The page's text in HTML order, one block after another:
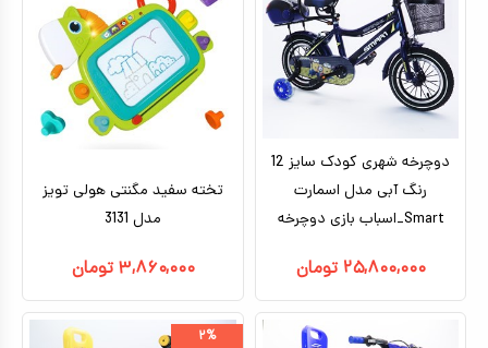
موسیقی
کیف و کوله پشتی
اسباب بازی علمی
اسباب بازی لوازم خانگی
دوچرخه شهری کودک سایز 12
رنگ آبی مدل اسمارت
Smart_اسباب بازی دوچرخه
۲۵,۸۰۰,۰۰۰ تومان
تخته سفید مگنتی هولی تویز
مدل 3131
۳,۸۶۰,۰۰۰ تومان
۲%